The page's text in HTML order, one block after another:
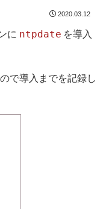
2020.03.12
に ntpdate を導入
で導入までを記録し